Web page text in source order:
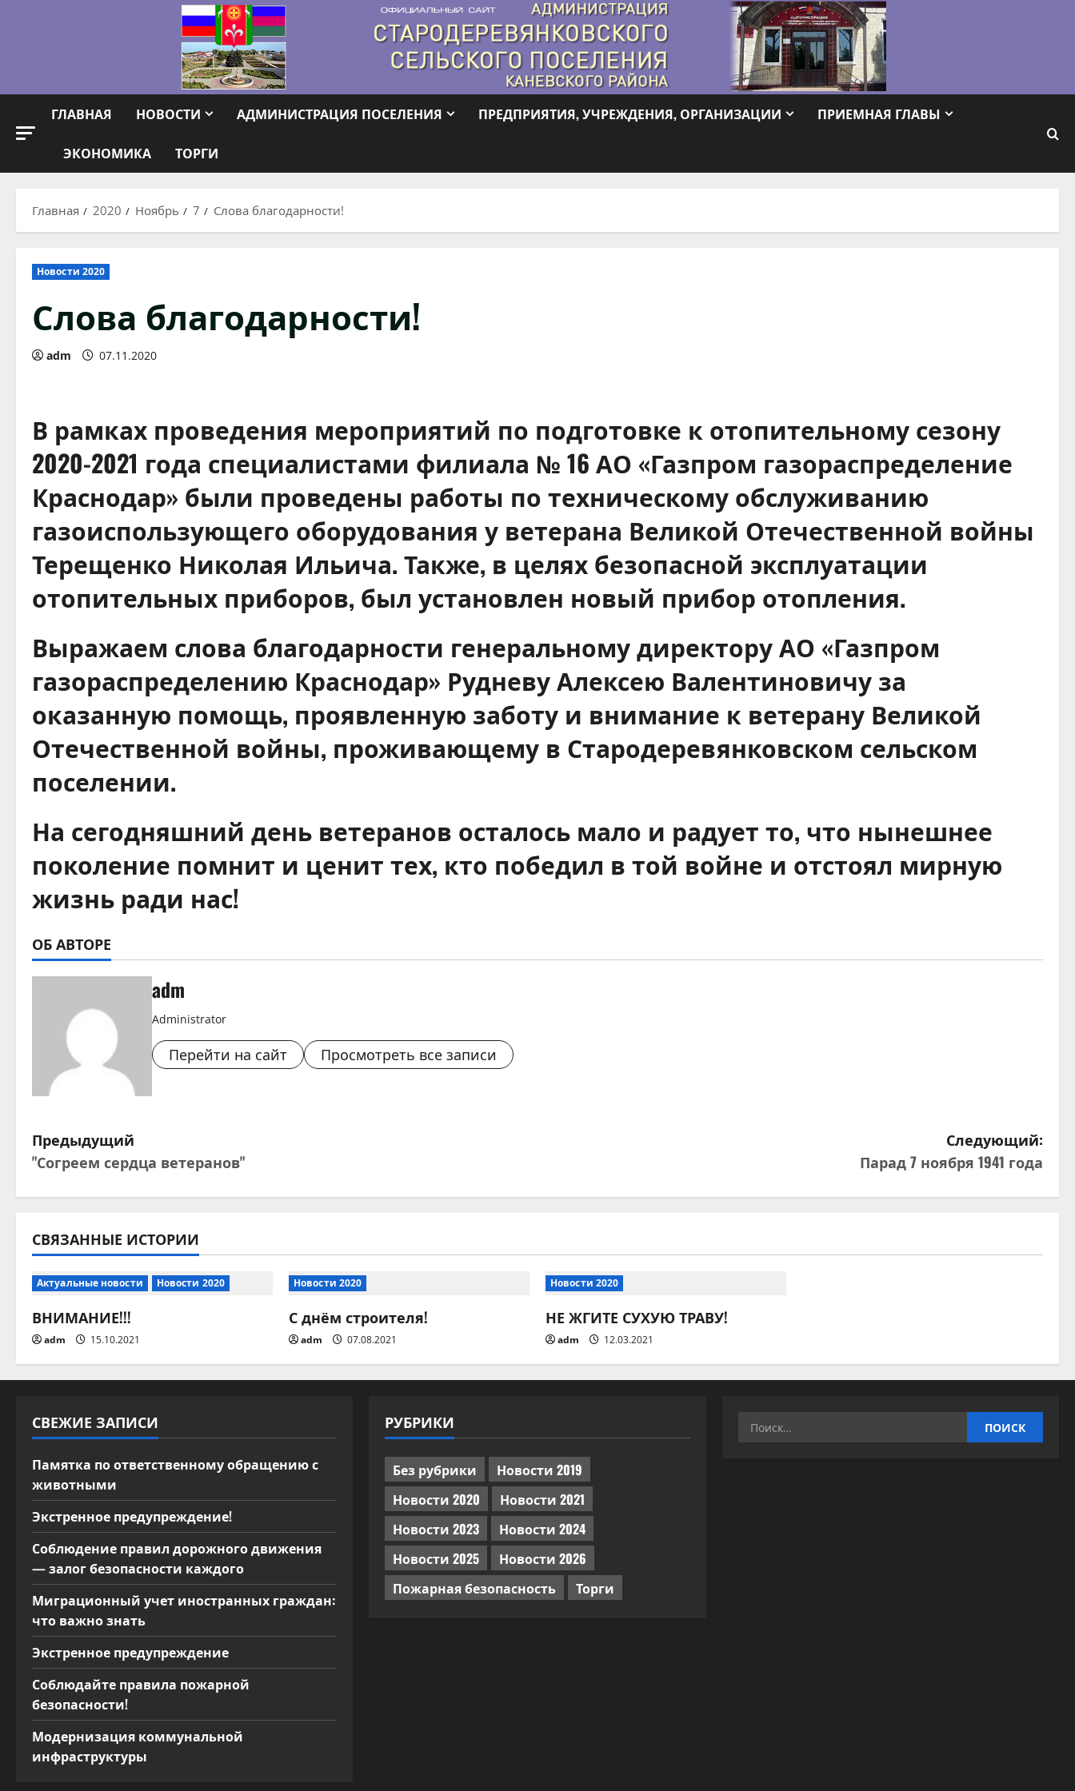
ГЛАВНАЯ НОВОСТИ АДМИНИСТРАЦИЯ ПОСЕЛЕНИЯ ПРЕДПРИЯТИЯ, УЧРЕЖДЕНИЯ, ОРГАНИЗАЦИИ ПРИЕМНАЯ ГЛАВЫ
ЭКОНОМИКА ТОРГИ
Главная 2020 Ноябрь 7 Слова благодарности!
Новости 2020
Слова благодарности!
adm 07.11.2020
В рамках проведения мероприятий по подготовке к отопительному сезону
2020-2021 года специалистами филиала № 16 АО «Газпром газораспределение
Краснодар» были проведены работы по техническому обслуживанию
газоиспользующего оборудования у ветерана Великой Отечественной войны
Терещенко Николая Ильича. Также, в целях безопасной эксплуатации
отопительных приборов, был установлен новый прибор отопления.
Выражаем слова благодарности генеральному директору АО «Газпром
газораспределению Краснодар» Рудневу Алексею Валентиновичу за
оказанную помощь, проявленную заботу и внимание к ветерану Великой
Отечественной войны, проживающему в Стародеревянковском сельском
поселении.
На сегодняшний день ветеранов осталось мало и радует то, что нынешнее
поколение помнит и ценит тех, кто победил в той войне и отстоял мирную
жизнь ради нас!
ОБ АВТОРЕ
adm
Administrator
Перейти на сайт Просмотреть все записи
Н
а
в
и
г
а
ц
и
я
п
о
з
а
п
и
с
я
м
Предыдущий
"Согреем сердца ветеранов"
Следующий:
Парад 7 ноября 1941 года
СВЯЗАННЫЕ ИСТОРИИ
Актуальные новости Новости 2020
ВНИМАНИЕ!!!
adm 15.10.2021
Новости 2020
С днём строителя!
adm 07.08.2021
Новости 2020
НЕ ЖГИТЕ СУХУЮ ТРАВУ!
adm 12.03.2021
СВЕЖИЕ ЗАПИСИ
Памятка по ответственному обращению с
животными
Экстренное предупреждение!
Соблюдение правил дорожного движения
— залог безопасности каждого
Миграционный учет иностранных граждан:
что важно знать
Экстренное предупреждение
Соблюдайте правила пожарной
безопасности!
Модернизация коммунальной
инфраструктуры
РУБРИКИ
Без рубрики
Новости 2019
Новости 2020
Новости 2021
Новости 2023
Новости 2024
Новости 2025
Новости 2026
Пожарная безопасность
Торги
Найти: